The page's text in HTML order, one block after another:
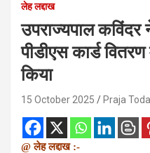
लेह लद्दाख
उपराज्यपाल कविंदर
पीडीएस कार्ड
किया
15 October 2025 Praja
@ लेह लद्दाख :-